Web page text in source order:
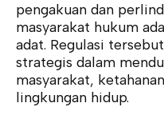
pengakuan dan
masyarakat hukum
adat. Regulasi
strategis dalam
masyarakat,
lingkungan hidup.